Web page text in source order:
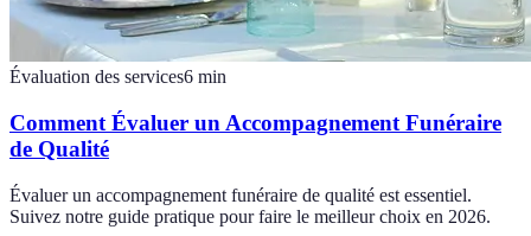
Évaluation des services6 min
Comment Évaluer un Accompagnement Funéraire
de Qualité
Évaluer un accompagnement funéraire de qualité est essentiel.
Suivez notre guide pratique pour faire le meilleur choix en 2026.